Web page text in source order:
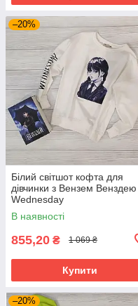
–20%
Білий світшот кофта для
дівчинки з Вензем Венздею
Wednesday
В наявності
855,20 ₴ 1 069 ₴
Купити
–20%